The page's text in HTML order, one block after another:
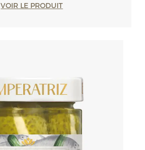
VOIR LE PRODUIT